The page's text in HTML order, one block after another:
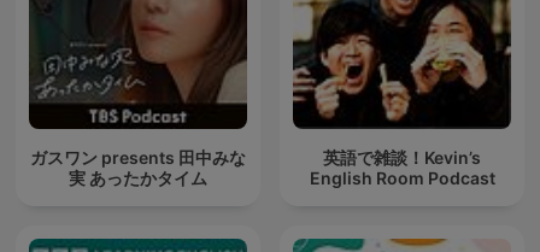
ガスワン presents 田中みな
実 あったかタイム
英語で雑談！Kevin’s
English Room Podcast